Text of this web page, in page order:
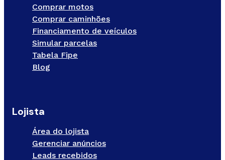
Comprar motos
Comprar caminhões
Financiamento de veículos
Simular parcelas
Tabela Fipe
Blog
Lojista
Área do lojista
Gerenciar anúncios
Leads recebidos